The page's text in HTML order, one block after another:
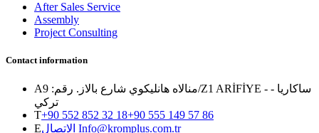
After Sales Service
Assembly
Project Consulting
Contact information
Aمنالاه هانليكوي شارع بالاز. رقم: 9/Z1 ARİFİYE - ساكاريا -
تركي
T+90 552 852 32 18+90 555 149 57 86
E
الاتصال Info@kromplus.com.tr